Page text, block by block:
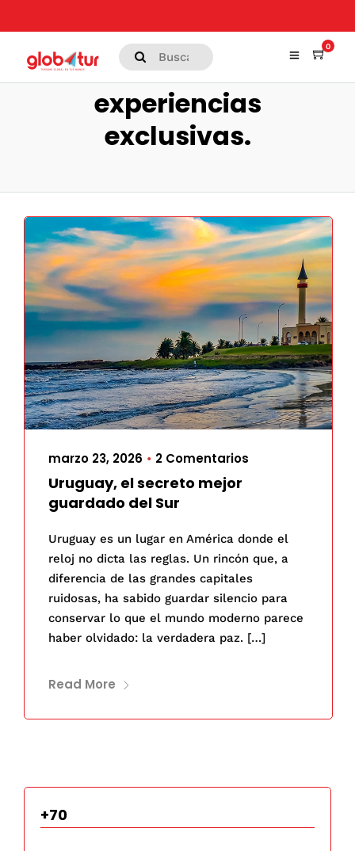
0
experiencias
exclusivas.
marzo 23, 2026 • 2 Comentarios
Uruguay, el secreto mejor
guardado del Sur
Uruguay es un lugar en América donde el
reloj no dicta las reglas. Un rincón que, a
diferencia de las grandes capitales
ruidosas, ha sabido guardar silencio para
conservar lo que el mundo moderno parece
haber olvidado: la verdadera paz. […]
Read More
+70